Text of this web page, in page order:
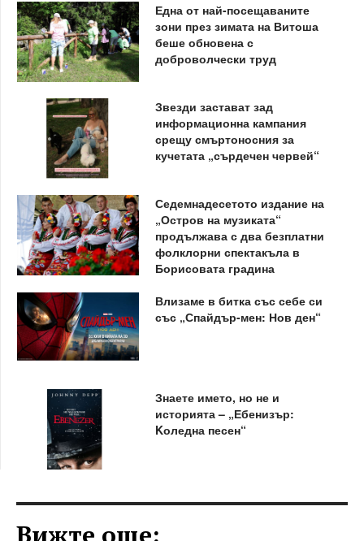
Една от най-посещаваните
зони през зимата на Витоша
беше обновена с
доброволчески труд
Звезди застават зад
информационна кампания
срещу смъртоносния за
кучетата „сърдечен червей“
Седемнадесетото издание на
„Остров на музиката“
продължава с два безплатни
фолклорни спектакъла в
Борисовата градина
Влизаме в битка със себе си
със „Спайдър-мен: Нов ден“
Знаете името, но не и
историята – „Ебенизър:
Kоледна песен“
Вижте още: